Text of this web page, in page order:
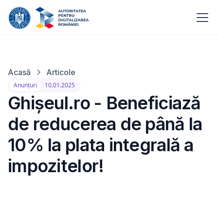
Acasă Articole
Anunțuri 10.01.2025
Ghișeul.ro - Beneficiază
de reducerea de până la
10% la plata integrală a
impozitelor!